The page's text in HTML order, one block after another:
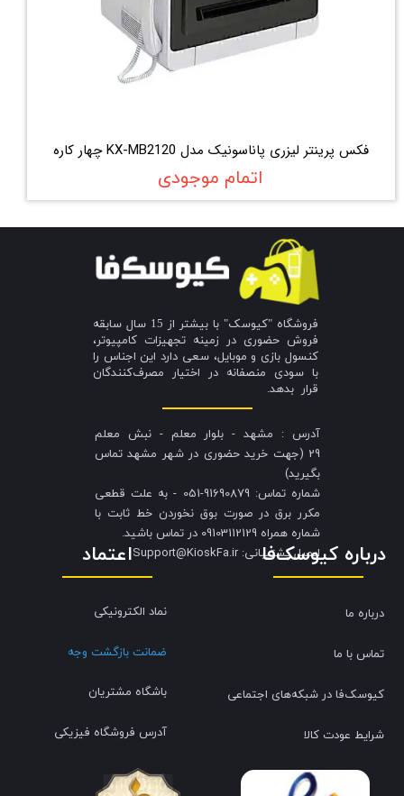
فکس پرینتر لیزری پاناسونیک مدل KX-MB2120 چهار کاره
اتمام موجودی
فروشگاه "کیوسک" با بیشتر از 15 سال سابقه
فروش حضوری در زمینه تجهیزات کامپیوتر،
کنسول بازی و موبایل، سعی دارد این اجناس را
با سودی منصفانه در اختیار مصرف‌کنندگان
قرار بدهد.
آدرس : مشهد - بلوار معلم - نبش معلم
29 (جهت خرید حضوری در شهر مشهد تماس
بگیرید)
شماره تماس: 91690879-051 - به علت قطعی
مکرر برق در صورت بوق نخوردن خط ثابت با
شماره همراه 09103112129 در تماس باشید.
​​​​​​​ایمیل پشتیبانی: Support@KioskFa.ir
اعتماد
نماد الکترونیکی
ضمانت بازگشت وجه
باشگاه مشتریان
آدرس فروشگاه فیزیکی
درباره کیوسک‌فا
درباره ما
تماس با ما
کیوسک‌فا در شبکه‌های اجتماعی
شرایط عودت کالا